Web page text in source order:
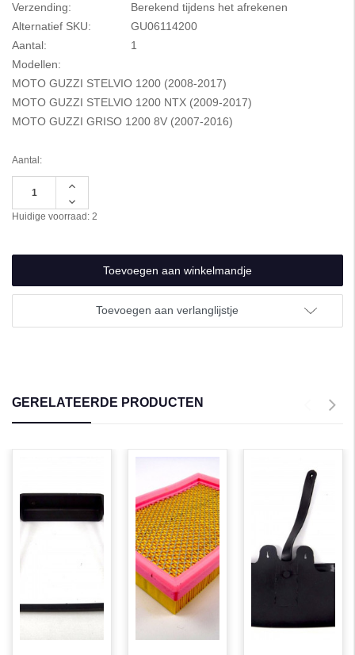
Verzending:
Berekend tijdens het afrekenen
Alternatief SKU:
GU06114200
Aantal:
1
Modellen:
MOTO GUZZI STELVIO 1200 (2008-2017)
MOTO GUZZI STELVIO 1200 NTX (2009-2017)
MOTO GUZZI GRISO 1200 8V (2007-2016)
Aantal:
Hoeveelheid
van
undefined
Hoeveelheid
verlagen
van
Huidige voorraad: 2
Toevoegen aan verlanglijstje
GERELATEERDE PRODUCTEN